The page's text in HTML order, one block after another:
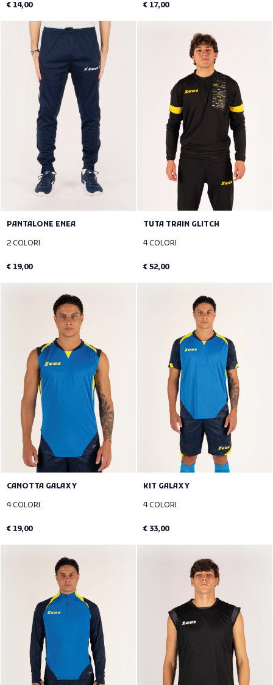
€ 14,00 € 17,00
PANTALONE ENEA
2 COLORI
€ 19,00
TUTA TRAIN GLITCH
4 COLORI
€ 52,00
CANOTTA GALAXY
4 COLORI
€ 19,00
KIT GALAXY
4 COLORI
€ 33,00